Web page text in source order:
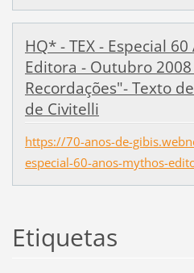
HQ* - TEX - Especial
Editora - Outubro
Recordações"- Texto
de Civitelli
https://70-anos-de-
especial-60-anos-mythos-
Etiquetas